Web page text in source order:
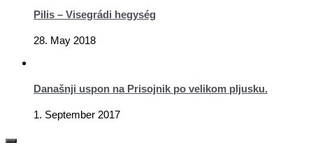
Pilis – Visegrádi hegység
28. May 2018
Današnji uspon na Prisojnik po velikom pljusku.
1. September 2017